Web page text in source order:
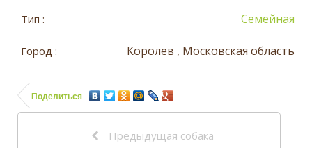
Тип : Семейная
Город : Королев , Московская область
Поделиться
Предыдущая собака